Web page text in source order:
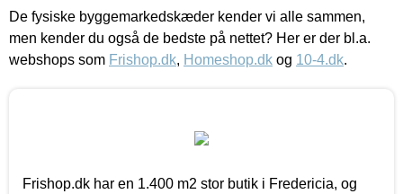
De fysiske byggemarkedskæder kender vi alle sammen,
men kender du også de bedste på nettet? Her er der bl.a.
webshops som Frishop.dk, Homeshop.dk og 10-4.dk.
Frishop.dk har en 1.400 m2 stor butik i Fredericia, og